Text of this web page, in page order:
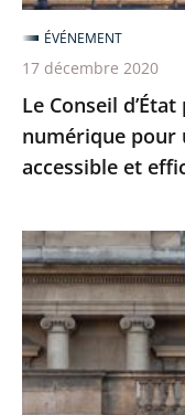
justice
toujours
plus
accessible
et
efficace
Le Conseil
numérique pour
accessible et
ÉVÉNEMENT
17 décembre 2020
Ordonnances
de
l’article
38
de
la